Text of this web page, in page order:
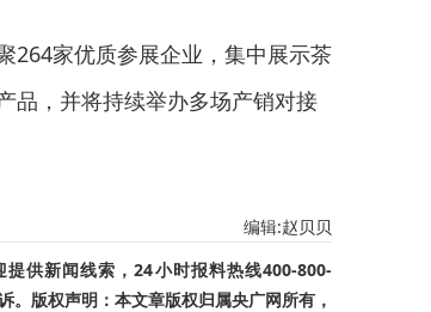
264家优质参展企业，集中展示茶
品，并将持续举办多场产销对接
编辑:赵贝贝
供新闻线索，24小时报料热线400-800-
。版权声明：本文章版权归属央广网所有，